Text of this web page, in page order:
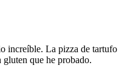
increíble. La pizza de tartufo
gluten que he probado.